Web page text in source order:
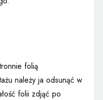
folią
należy ja odsunąć w
folii zdjąć po